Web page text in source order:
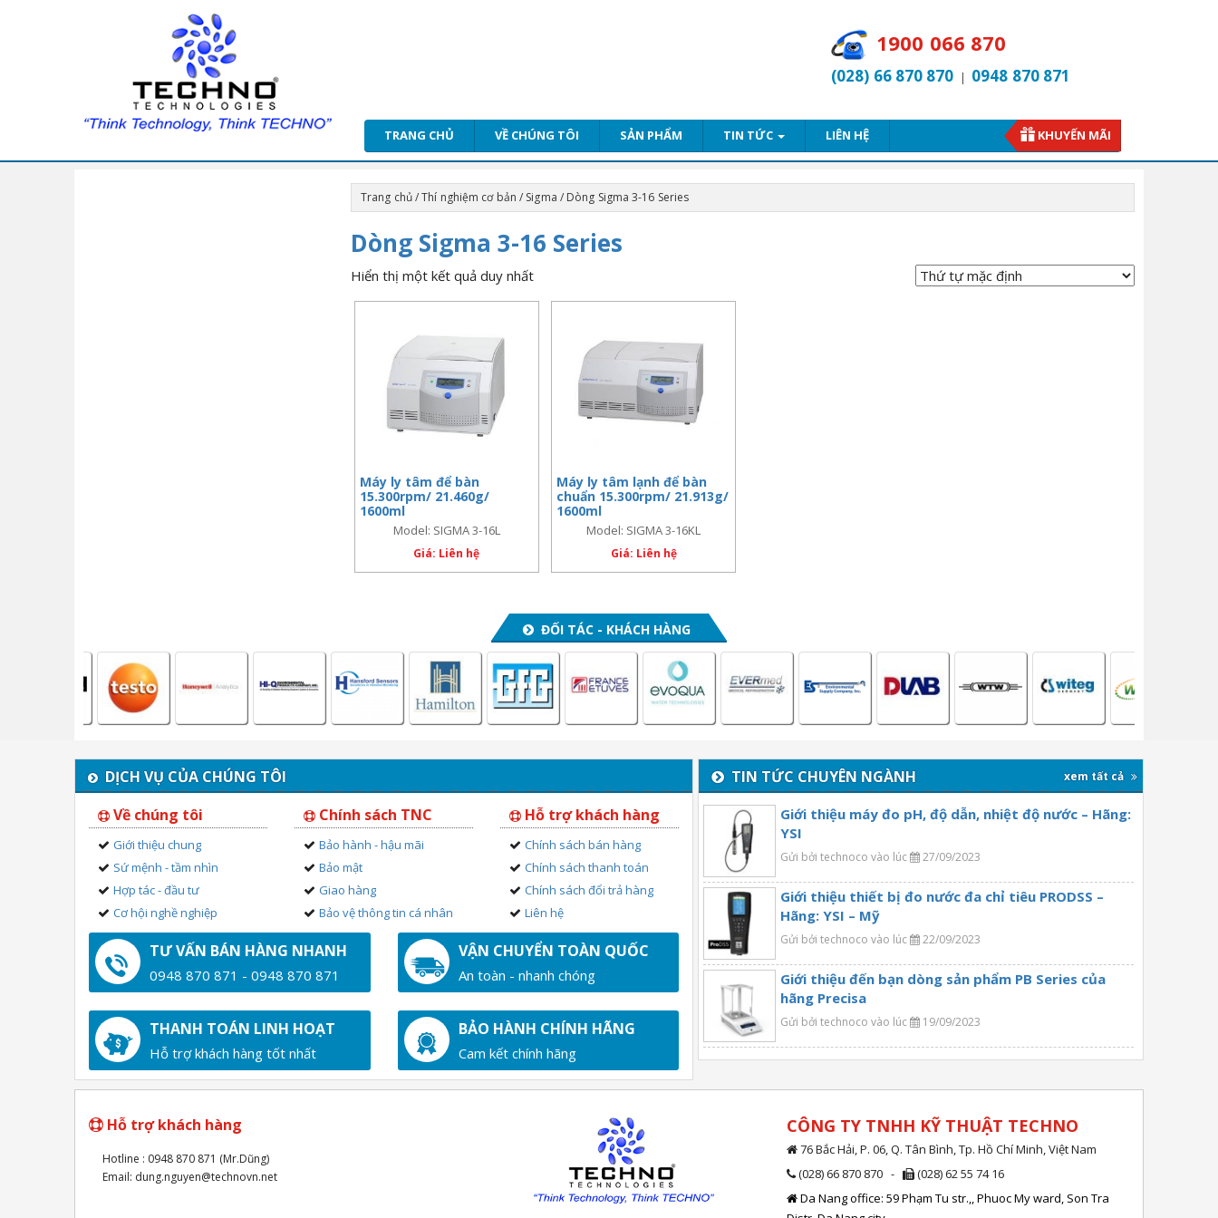
1900 066 870
(028) 66 870 870 | 0948 870 871
TRANG CHỦ VỀ CHÚNG TÔI SẢN PHẨM TIN TỨC LIÊN HỆ KHUYẾN MÃI
Trang chủ/Thí nghiệm cơ bản / Sigma / Dòng Sigma 3-16 Series
Dòng Sigma 3-16 Series
Hiển thị một kết quả duy nhất
Máy ly tâm để bàn
15.300rpm/ 21.460g/
1600ml
Model: SIGMA 3-16L
Giá: Liên hệ
Máy ly tâm lạnh để bàn
chuẩn 15.300rpm/ 21.913g/
1600ml
Model: SIGMA 3-16KL
Giá: Liên hệ
ĐỐI TÁC - KHÁCH HÀNG
DỊCH VỤ CỦA CHÚNG TÔI
Về chúng tôi
Giới thiệu chung
Sứ mệnh - tầm nhìn
Hợp tác - đầu tư
Cơ hội nghề nghiệp
Chính sách TNC
Bảo hành - hậu mãi
Bảo mật
Giao hàng
Bảo vệ thông tin cá nhân
Hỗ trợ khách hàng
Chính sách bán hàng
Chính sách thanh toán
Chính sách đổi trả hàng
Liên hệ
TƯ VẤN BÁN HÀNG NHANH
0948 870 871 - 0948 870 871
VẬN CHUYỂN TOÀN QUỐC
An toàn - nhanh chóng
THANH TOÁN LINH HOẠT
Hỗ trợ khách hàng tốt nhất
BẢO HÀNH CHÍNH HÃNG
Cam kết chính hãng
TIN TỨC CHUYÊN NGÀNH xem tất cả
Giới thiệu máy đo pH, độ dẫn, nhiệt độ nước – Hãng:
YSI
Gửi bởi technoco vào lúc 27/09/2023
Giới thiệu thiết bị đo nước đa chỉ tiêu PRODSS –
Hãng: YSI – Mỹ
Gửi bởi technoco vào lúc 22/09/2023
Giới thiệu đến bạn dòng sản phẩm PB Series của
hãng Precisa
Gửi bởi technoco vào lúc 19/09/2023
Hỗ trợ khách hàng
Hotline : 0948 870 871 (Mr.Dũng)
Email: dung.nguyen@technovn.net
CÔNG TY TNHH KỸ THUẬT TECHNO
76 Bắc Hải, P. 06, Q. Tân Bình, Tp. Hồ Chí Minh, Việt Nam
(028) 66 870 870 -
(028) 62 55 74 16
Da Nang office: 59 Phạm Tu str.,, Phuoc My ward, Son Tra